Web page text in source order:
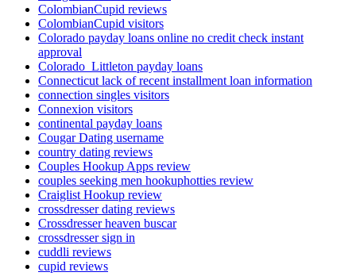
ColombianCupid reviews
ColombianCupid visitors
Colorado payday loans online no credit check instant
approval
Colorado_Littleton payday loans
Connecticut lack of recent installment loan information
connection singles visitors
Connexion visitors
continental payday loans
Cougar Dating username
country dating reviews
Couples Hookup Apps review
couples seeking men hookuphotties review
Craiglist Hookup review
crossdresser dating reviews
Crossdresser heaven buscar
crossdresser sign in
cuddli reviews
cupid reviews